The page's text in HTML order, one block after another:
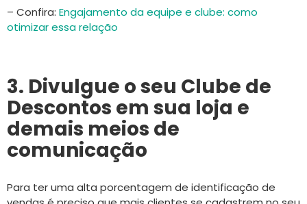
– Confira: Engajamento da equipe e clube: como
otimizar essa relação
3. Divulgue o seu Clube de
Descontos em sua loja e
demais meios de
comunicação
Para ter uma alta porcentagem de identificação de